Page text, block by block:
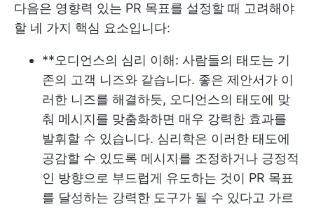
다음은 영향력 있는 PR 목표를 설정할 때 고려해야
할 네 가지 핵심 요소입니다:
**오디언스의 심리 이해: 사람들의 태도는 기
존의 고객 니즈와 같습니다. 좋은 제안서가 이
러한 니즈를 해결하듯, 오디언스의 태도에 맞
춰 메시지를 맞춤화하면 매우 강력한 효과를
발휘할 수 있습니다. 심리학은 이러한 태도에
공감할 수 있도록 메시지를 조정하거나 긍정적
인 방향으로 부드럽게 유도하는 것이 PR 목표
를 달성하는 강력한 도구가 될 수 있다고 가르